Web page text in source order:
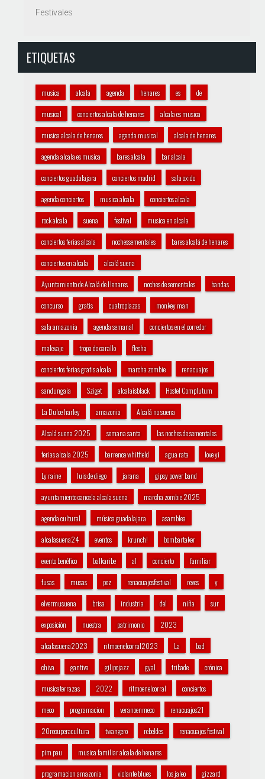
Festivales
ETIQUETAS
musica alcala agenda henares es de
musical conciertos alcala de henares alcala es musica
musica alcala de henares agenda musical alcala de henares
agenda alcala es musica bares alcala bar alcala
conciertos guadalajara conciertos madrid sala oxido
agenda conciertos musica alcala conciertos alcala
rock alcala suena festival musica en alcala
conciertos ferias alcala nochessementales bares alcalá de henares
conciertos en alcala alcalá suena
Ayuntamiento de Alcalá de Henares noches de sementales bandas
concurso gratis cuatroplazas monkey man
sala amazonia agenda semanal conciertos en el corredor
malevaje tropa do carallo flecha
conciertos ferias gratis alcala marcha zombie renacuajos
sandungaia Sziget alcalaisblack Hostel Complutum
La Dulce harley amazonia Alcalá no suena
Alcalá suena 2025 semana santa las noches de sementales
ferias alcala 2025 barrence whitfield agua rata love yi
Ly raine luis de diego jarana gipsy power band
ayuntamiento cancela alcala suena marcha zombie 2025
agenda cultural música guadalajara asamblea
alcalasuena24 eventos krunch! bombartaker
evento benéfico balkaribe al concierto familiar
fusas musas pez renacuajosfestival reves y
elvermusuena brisa industria del niña sur
exposición nuestra patrimonio 2023
alcalasuena2023 ritmoenelcorral2023 La bad
chiva gantiva gilipojazz gyal tribade crónica
musicaterrazas 2022 ritmoenelcorral conciertos
meco programacion veranoenmeco renacuajos21
20recuperacultura twangero rebeldes renacuajos festival
pim pau musica familiar alcala de henares
programacion amazonia violante blues los jaleo gizzard